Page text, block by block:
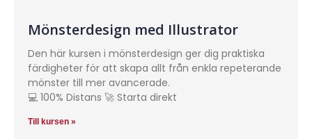
Mönsterdesign med Illustrator
Den här kursen i mönsterdesign ger dig praktiska
färdigheter för att skapa allt från enkla repeterande
mönster till mer avancerade.
💻 100% Distans 🚀 Starta direkt
Till kursen »